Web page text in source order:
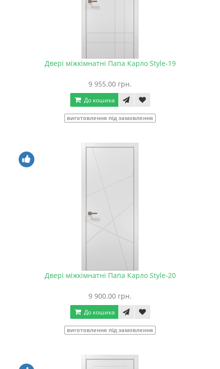
Двері міжкімнатні Папа Карло Style-19
9 955.00 грн.
До кошика
виготовлення під замовлення
Двері міжкімнатні Папа Карло Style-20
9 900.00 грн.
До кошика
виготовлення під замовлення